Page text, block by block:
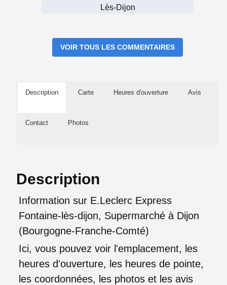
Lès-Dijon
VOIR TOUS LES COMMENTAIRES
Description Carte Heures d'ouverture Avis
Contact Photos
Description
Information sur E.Leclerc Express
Fontaine-lès-dijon, Supermarché à Dijon
(Bourgogne-Franche-Comté)
Ici, vous pouvez voir l'emplacement, les
heures d'ouverture, les heures de pointe,
les coordonnées, les photos et les avis